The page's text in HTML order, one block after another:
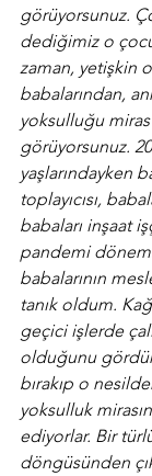
görüyorsunuz.
dediğimiz o
zaman, yetişkin
babalarından,
yoksulluğu miras
görüyorsunuz.
yaşlarındayken
toplayıcısı,
babaları inşaat
pandemi
babalarının
tanık oldum.
geçici işlerde
olduğunu
bırakıp o
yoksulluk
ediyorlar. Bir
döngüsünden